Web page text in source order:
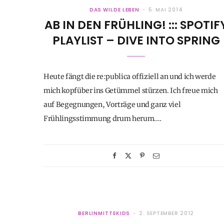
DAS WILDE LEBEN 5. MAI 2014
AB IN DEN FRÜHLING! :::
PLAYLIST – DIVE INTO SPRING
Heute fängt die re:publica offiziell an und ich werde
mich kopfüber ins Getümmel stürzen. Ich freue mich
auf Begegnungen, Vorträge und ganz viel
Frühlingsstimmung drum herum.…
BERLINMITTEKIDS 2. SEPTEMBER 2012